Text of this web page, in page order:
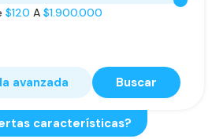
$120 A $1.900.000
avanzada Buscar
características?